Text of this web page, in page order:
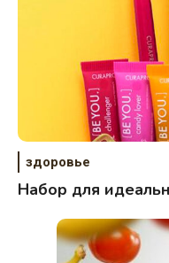
здоровье
Набор для